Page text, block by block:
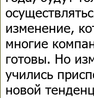
изменение,
многие
готовы. Но
учились
новой